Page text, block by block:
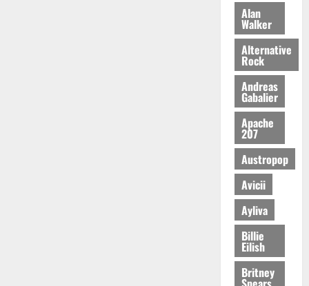
Alan
Walker
Alternative
Rock
Andreas
Gabalier
Apache
207
Austropop
Avicii
Ayliva
Billie
Eilish
Britney